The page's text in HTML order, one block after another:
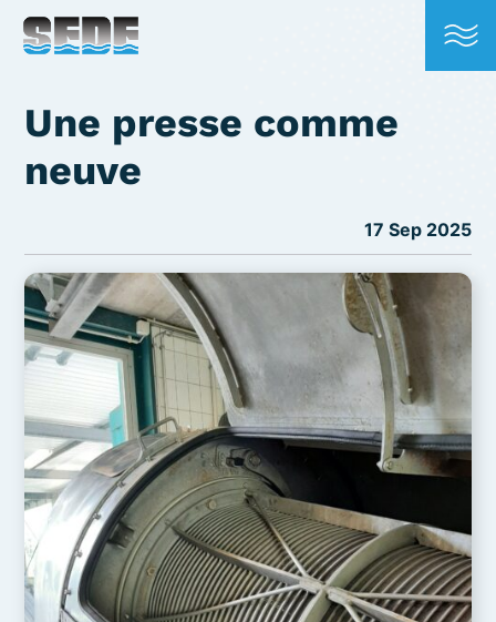
Une presse comme
neuve
17 Sep 2025